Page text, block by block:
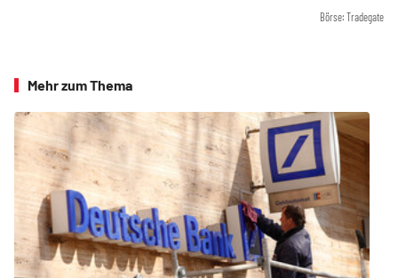
Börse: Tradegate
Mehr zum Thema